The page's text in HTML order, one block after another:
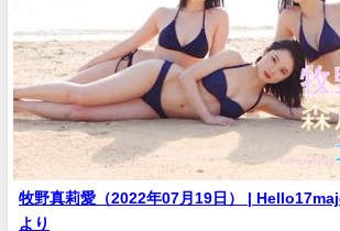
牧野真莉愛（2022年07月19日） |
より